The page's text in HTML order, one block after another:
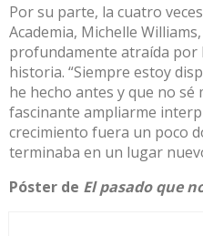
Por su parte, la cuatro
Academia, Michelle
profundamente atraída por
historia. “Siempre estoy
he hecho antes y que no sé
fascinante ampliarme
crecimiento fuera un poco
terminaba en un lugar
Póster de El pasado que